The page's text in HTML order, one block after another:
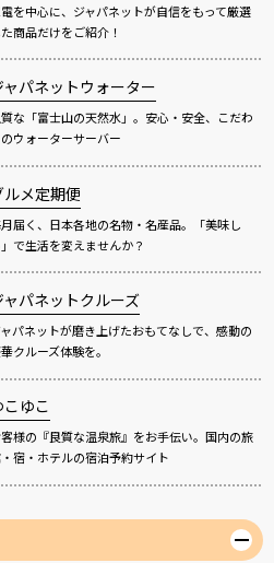
を中心に、ジャパネットが自信をもって厳選
た商品だけをご紹介！
ャパネットウォーター
質な「富士山の天然水」。安心・安全、こだわ
のウォーターサーバー
ルメ定期便
届く、日本各地の名物・名産品。「美味し
で生活を変えませんか？
ャパネットクルーズ
パネットが磨き上げたおもてなしで、感動の
クルーズ体験を。
こゆこ
様の『良質な温泉旅』をお手伝い。国内の旅
宿・ホテルの宿泊予約サイト